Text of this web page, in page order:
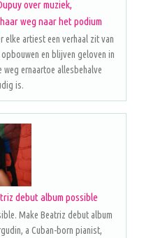
over muziek,
weg naar het podium
elke artiest een verhaal zit van
en blijven geloven in
ernaartoe allesbehalve
is.
debut album possible
Make Beatriz debut album
a Cuban-born pianist,